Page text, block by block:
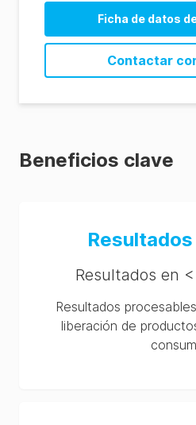
Ficha de datos
Contactar
Beneficios clave
Resultados en
Resultados
liberación de